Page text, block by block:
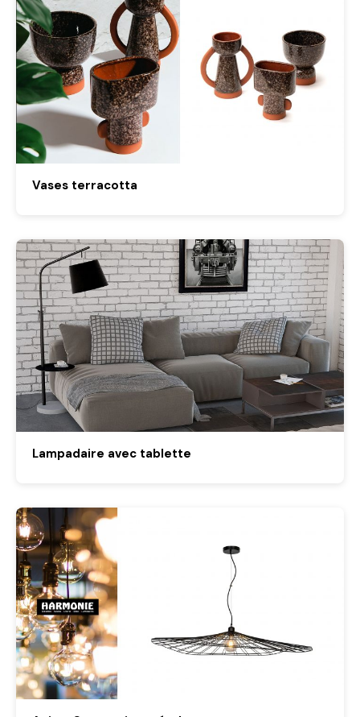
Vases terracotta
Lampadaire avec tablette